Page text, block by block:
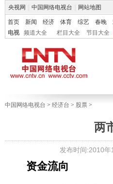
央视网 中国网络电视台 网站地图
首页 新闻 经济 体育 综艺 春晚
电视
频道大全 栏目大全 节目大全
中国网络电视台 > 经济台 > 股票 >
两
发布时间:2010
资金流向